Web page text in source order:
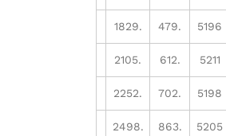
1829. 479. 5196
2105. 612. 5211
2252. 702. 5198
2498. 863. 5205